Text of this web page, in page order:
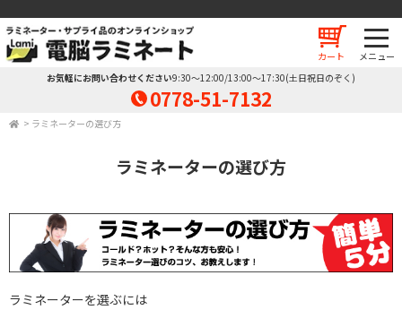
カート
お気軽にお問い合わせください9:30～12:00/13:00～17:30(土日祝日のぞく)
0778-51-7132
> ラミネーターの選び方
ラミネーターの選び方
ラミネーターを選ぶには